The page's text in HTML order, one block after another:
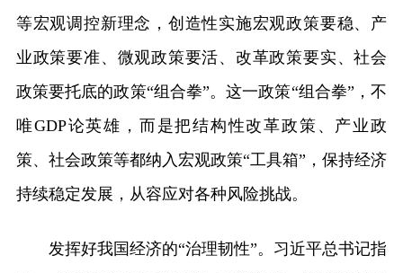
等宏观调控新理念，创造性实施宏观政策要稳、产
业政策要准、微观政策要活、改革政策要实、社会
政策要托底的政策“组合拳”。这一政策“组合拳”，不
唯GDP论英雄，而是把结构性改革政策、产业政
策、社会政策等都纳入宏观政策“工具箱”，保持经济
持续稳定发展，从容应对各种风险挑战。
发挥好我国经济的“治理韧性”。习近平总书记指